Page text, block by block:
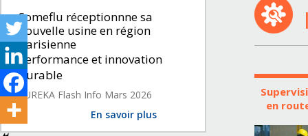
Someflu réceptionnne sa
nouvelle usine en région
parisienne
Performance et innovation
durable
EUREKA Flash Info Mars 2026
En savoir plus
en